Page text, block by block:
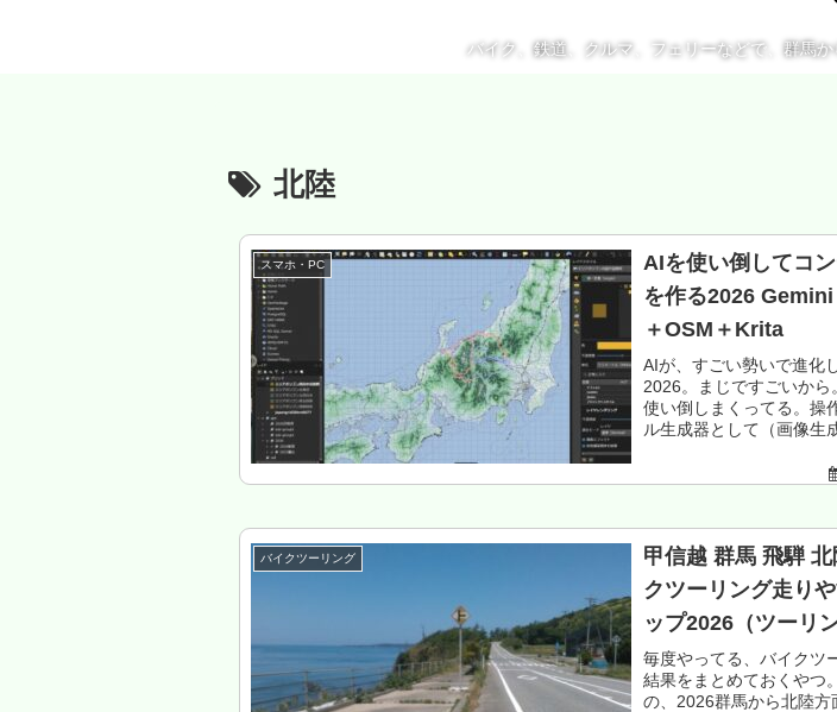
バイク、鉄道、クルマ、フェリーなどで、群馬
北陸
スマホ・PC
AIを使い倒してコ
を作る2026
＋OSM＋Krita
AIが、すごい勢いで進化
2026。まじですごいから
使い倒しまくってる。操
ル生成器として（画像生
機だ、勘違いしてはイカ
バイクツーリング
甲信越 群馬 飛騨 北
クツーリング走り
ップ2026（ツーリ
のまとめ）
毎度やってる、バイクツ
結果をまとめておくやつ
の、2026群馬から北陸方